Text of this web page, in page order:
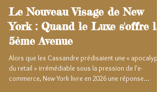
Shirel Pennetier
12 juin
4 min de lecture
Le Nouveau Visage de New
York : Quand le Luxe s'offre la
5ème Avenue
Alors que les Cassandre prédisaient une «